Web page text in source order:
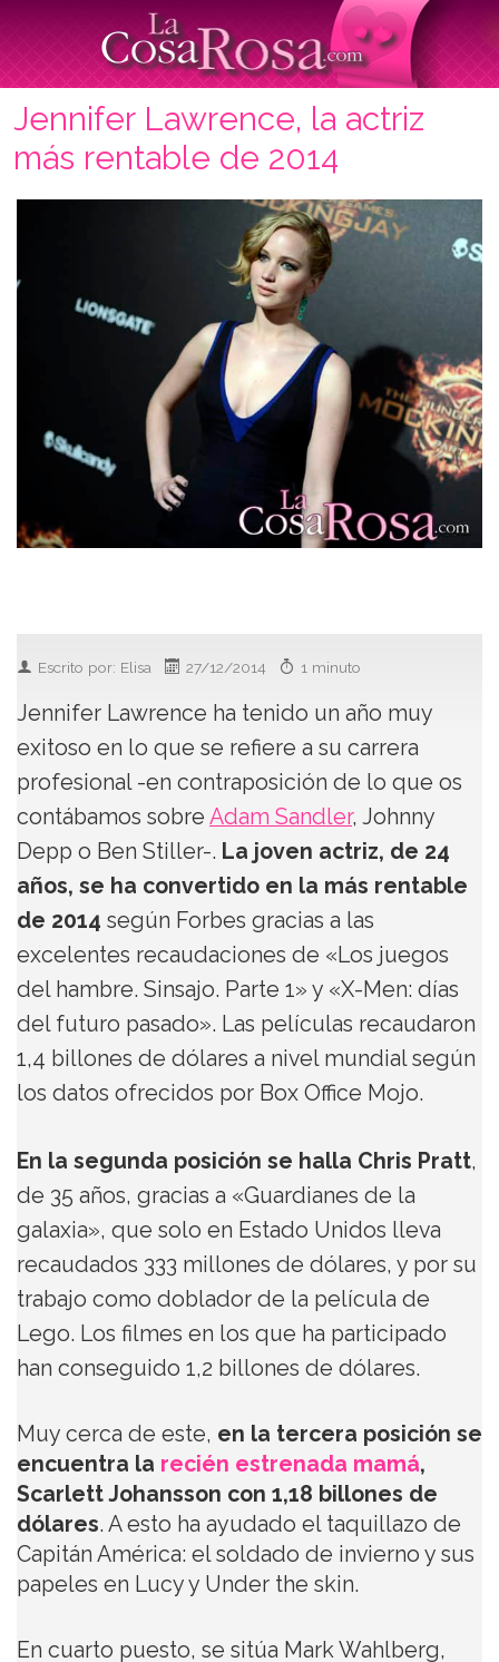
Jennifer Lawrence, la actriz
más rentable de 2014
Escrito por: Elisa 27/12/2014 1 minuto
Jennifer Lawrence ha tenido un año muy
exitoso en lo que se refiere a su carrera
profesional -en contraposición de lo que os
contábamos sobre Adam Sandler, Johnny
Depp o Ben Stiller-. La joven actriz, de 24
años, se ha convertido en la más rentable
de 2014 según Forbes gracias a las
excelentes recaudaciones de «Los juegos
del hambre. Sinsajo. Parte 1» y «X-Men: días
del futuro pasado». Las películas recaudaron
1,4 billones de dólares a nivel mundial según
los datos ofrecidos por Box Office Mojo.
En la segunda posición se halla Chris Pratt,
de 35 años, gracias a «Guardianes de la
galaxia», que solo en Estado Unidos lleva
recaudados 333 millones de dólares, y por su
trabajo como doblador de la película de
Lego. Los filmes en los que ha participado
han conseguido 1,2 billones de dólares.
Muy cerca de este, en la tercera posición se
encuentra la recién estrenada mamá,
Scarlett Johansson con 1,18 billones de
dólares. A esto ha ayudado el taquillazo de
Capitán América: el soldado de invierno y sus
papeles en Lucy y Under the skin.
En cuarto puesto, se sitúa Mark Wahlberg,